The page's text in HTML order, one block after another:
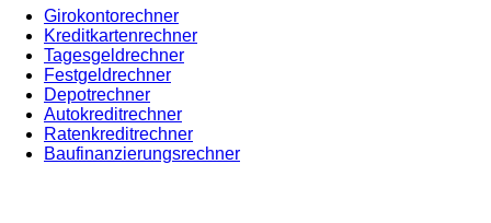
Girokontorechner
Kreditkartenrechner
Tagesgeldrechner
Festgeldrechner
Depotrechner
Autokreditrechner
Ratenkreditrechner
Baufinanzierungsrechner